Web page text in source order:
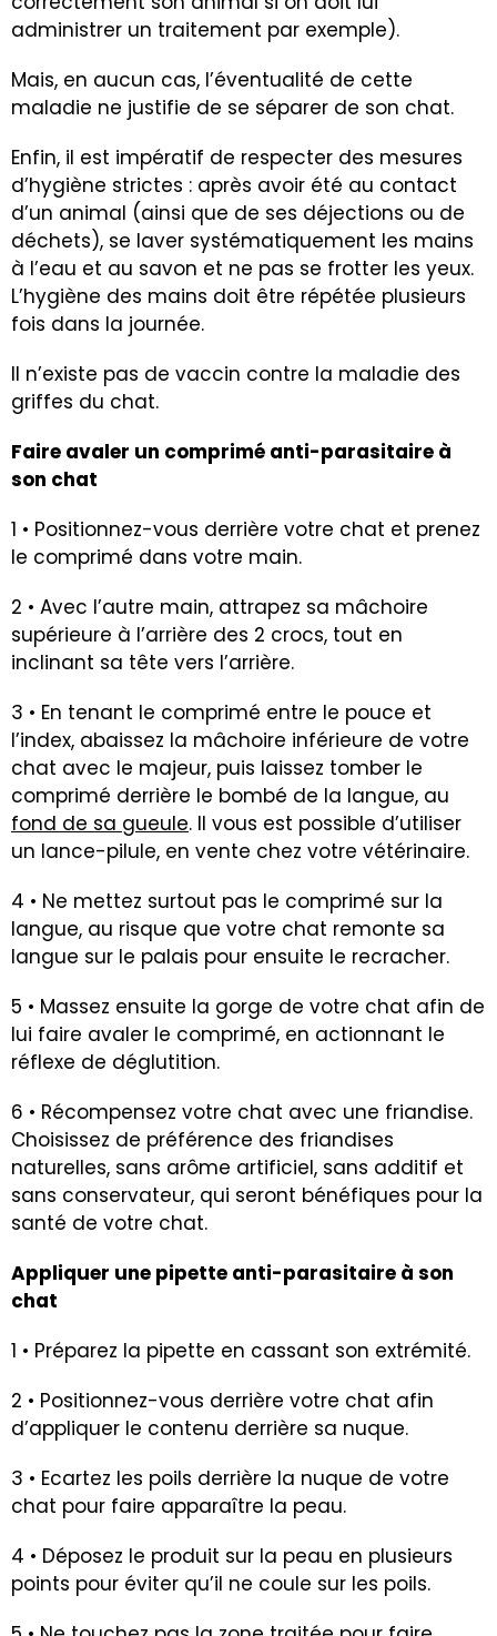
administrer un traitement par exemple).
Mais, en aucun cas, l’éventualité de cette
maladie ne justifie de se séparer de son chat.
Enfin, il est impératif de respecter des mesures
d’hygiène strictes : après avoir été au contact
d’un animal (ainsi que de ses déjections ou de
déchets), se laver systématiquement les mains
à l’eau et au savon et ne pas se frotter les yeux.
L’hygiène des mains doit être répétée plusieurs
fois dans la journée.
Il n’existe pas de vaccin contre la maladie des
griffes du chat.
Faire avaler un comprimé anti-parasitaire à
son chat
1 • Positionnez-vous derrière votre chat et prenez
le comprimé dans votre main.
2 • Avec l’autre main, attrapez sa mâchoire
supérieure à l’arrière des 2 crocs, tout en
inclinant sa tête vers l’arrière.
3 • En tenant le comprimé entre le pouce et
l’index, abaissez la mâchoire inférieure de votre
chat avec le majeur, puis laissez tomber le
comprimé derrière le bombé de la langue, au
fond de sa gueule. Il vous est possible d’utiliser
un lance-pilule, en vente chez votre vétérinaire.
4 • Ne mettez surtout pas le comprimé sur la
langue, au risque que votre chat remonte sa
langue sur le palais pour ensuite le recracher.
5 • Massez ensuite la gorge de votre chat afin de
lui faire avaler le comprimé, en actionnant le
réflexe de déglutition.
6 • Récompensez votre chat avec une friandise.
Choisissez de préférence des friandises
naturelles, sans arôme artificiel, sans additif et
sans conservateur, qui seront bénéfiques pour la
santé de votre chat.
Appliquer une pipette anti-parasitaire à son
chat
1 • Préparez la pipette en cassant son extrémité.
2 • Positionnez-vous derrière votre chat afin
d’appliquer le contenu derrière sa nuque.
3 • Ecartez les poils derrière la nuque de votre
chat pour faire apparaître la peau.
4 • Déposez le produit sur la peau en plusieurs
points pour éviter qu’il ne coule sur les poils.